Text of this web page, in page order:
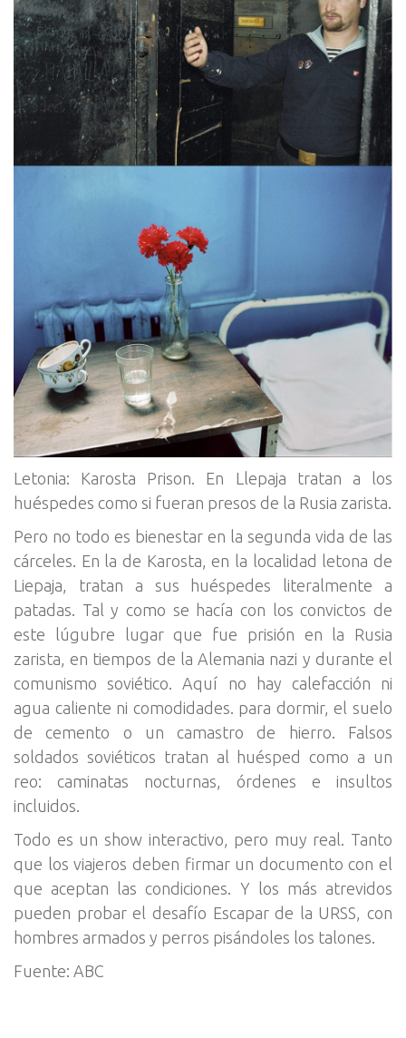
Letonia: Karosta Prison. En Llepaja tratan a los
huéspedes como si fueran presos de la Rusia zarista.
Pero no todo es bienestar en la segunda vida de las
cárceles. En la de Karosta, en la localidad letona de
Liepaja, tratan a sus huéspedes literalmente a
patadas. Tal y como se hacía con los convictos de
este lúgubre lugar que fue prisión en la Rusia
zarista, en tiempos de la Alemania nazi y durante el
comunismo soviético. Aquí no hay calefacción ni
agua caliente ni comodidades. para dormir, el suelo
de cemento o un camastro de hierro. Falsos
soldados soviéticos tratan al huésped como a un
reo: caminatas nocturnas, órdenes e insultos
incluidos.
Todo es un show interactivo, pero muy real. Tanto
que los viajeros deben firmar un documento con el
que aceptan las condiciones. Y los más atrevidos
pueden probar el desafío Escapar de la URSS, con
hombres armados y perros pisándoles los talones.
Fuente: ABC